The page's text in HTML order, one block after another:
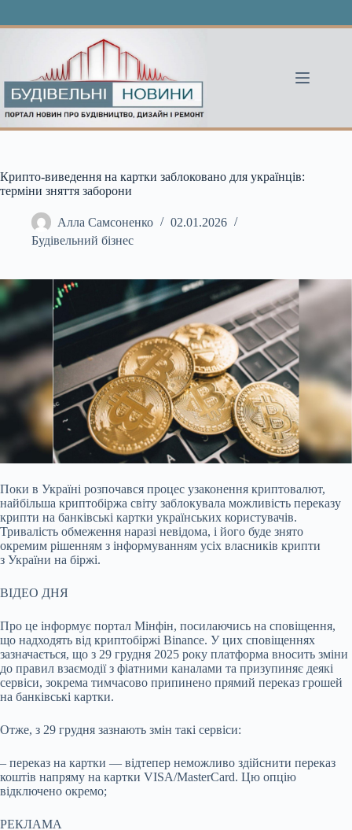
Крипто-виведення на картки заблоковано для українців:
терміни зняття заборони
Алла Самсоненко
02.01.2026
Будівельний бізнес
Поки в Україні розпочався процес узаконення криптовалют,
найбільша криптобіржа світу заблокувала можливість переказу
крипти на банківські картки українських користувачів.
Тривалість обмеження наразі невідома, і його буде знято
окремим рішенням з інформуванням усіх власників крипти
з України на біржі.
ВІДЕО ДНЯ
Про це інформує портал Мінфін, посилаючись на сповіщення,
що надходять від криптобіржі Binance. У цих сповіщеннях
зазначається, що з 29 грудня 2025 року платформа вносить зміни
до правил взаємодії з фіатними каналами та призупиняє деякі
сервіси, зокрема тимчасово припинено прямий переказ грошей
на банківські картки.
Отже, з 29 грудня зазнають змін такі сервіси:
– переказ на картки — відтепер неможливо здійснити переказ
коштів напряму на картки VISA/MasterCard. Цю опцію
відключено окремо;
РЕКЛАМА